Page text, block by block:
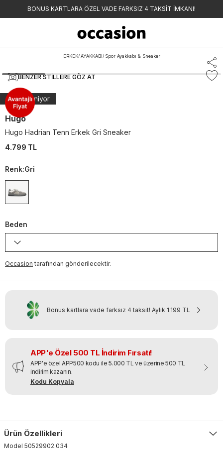
BONUS KARTLARA ÖZEL VADE FARKSIZ 4 TAKSİT İMKANI!
ERKEK/ AYAKKABI/ Spor Ayakkabı & Sneaker
BENZER STILLERE GÖZ AT
Hugo
Hugo Hadrian Tenn Erkek Gri Sneaker
4.799 TL
Renk:Gri
Beden
Occasion tarafından gönderilecektir.
Bonus kartlara vade farksız 4 taksit! Aylık 1.199 TL
APP'e Özel 500 TL İndirim Fırsatı!
APP'e özel APP500 kodu ile 5.000 TL ve üzerine 500 TL
indirim kazanın.
Kodu Kopyala
Ürün Özellikleri
Model 50529902.034